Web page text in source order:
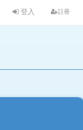
登入 註冊